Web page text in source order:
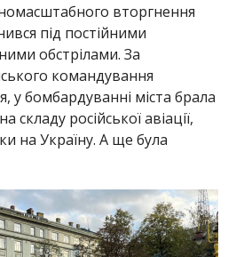
вторгнення
під постійними
обстрілами. За
командування
у бомбардуванні міста брала
складу російської авіації,
на Україну. А ще була